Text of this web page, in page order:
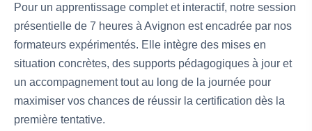
Pour un apprentissage complet et interactif, notre session
présentielle de 7 heures à Avignon est encadrée par nos
formateurs expérimentés. Elle intègre des mises en
situation concrètes, des supports pédagogiques à jour et
un accompagnement tout au long de la journée pour
maximiser vos chances de réussir la certification dès la
première tentative.